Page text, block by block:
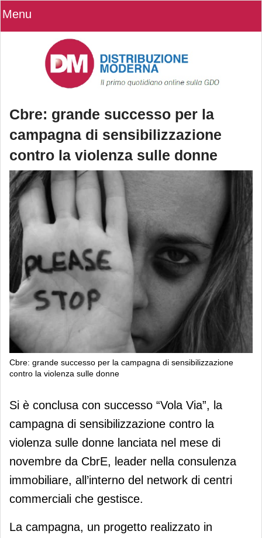
Menu
Cbre: grande successo per la
campagna di sensibilizzazione
contro la violenza sulle donne
Cbre: grande successo per la campagna di sensibilizzazione
contro la violenza sulle donne
Cbre: grande successo per la
campagna di sensibilizzazione contro
la violenza sulle donne
Si è conclusa con successo “Vola Via”, la
campagna di sensibilizzazione contro la
violenza sulle donne lanciata nel mese di
novembre da CbrE, leader nella consulenza
immobiliare, all’interno del network di centri
commerciali che gestisce.
La campagna, un progetto realizzato in